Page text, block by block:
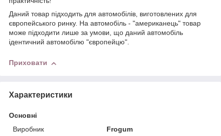
Даний товар підходить для автомобілів, виготовлених для
європейського ринку. На автомобіль - "американець" товар
може підходити лише за умови, що даний автомобіль
ідентичний автомобілю "європейцю".
Приховати
Характеристики
Основні
Виробник
Frogum